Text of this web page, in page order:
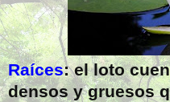
Raíces: el loto
densos y gruesos